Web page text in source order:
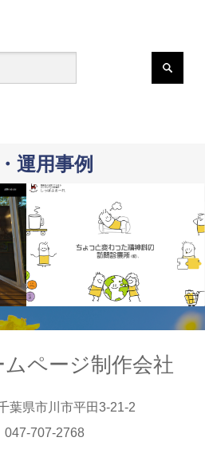
運用事例
ページ制作会社
県市川市平田3-21-2
047-707-2768